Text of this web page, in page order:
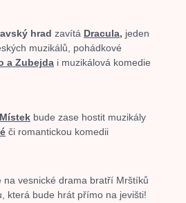
hrad zavítá Dracula, jeden
muzikálů, pohádkové
a Zubejda i muzikálová komedie
bude zase hostit muzikály
či romantickou komedii
na vesnické drama bratří Mrštíků
která bude hrát přímo na jevišti!